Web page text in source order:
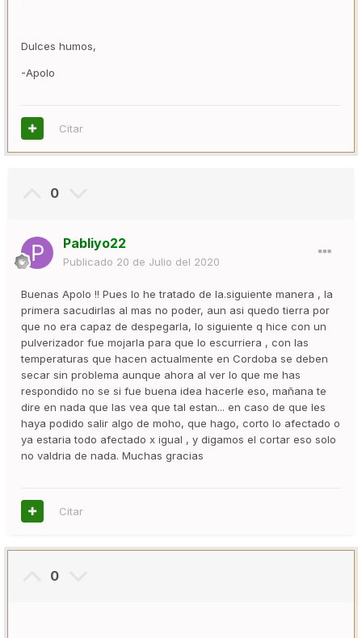
Dulces humos,
-Apolo
Citar
0
Pabliyo22
Publicado 20 de Julio del 2020
Buenas Apolo !! Pues lo he tratado de la.siguiente manera , la
primera sacudirlas al mas no poder, aun asi quedo tierra por
que no era capaz de despegarla, lo siguiente q hice con un
pulverizador fue mojarla para que lo escurriera , con las
temperaturas que hacen actualmente en Cordoba se deben
secar sin problema aunque ahora al ver lo que me has
respondido no se si fue buena idea hacerle eso, mañana te
dire en nada que las vea que tal estan... en caso de que les
haya podido salir algo de moho, que hago, corto lo afectado o
ya estaria todo afectado x igual , y digamos el cortar eso solo
no valdria de nada. Muchas gracias
Citar
0